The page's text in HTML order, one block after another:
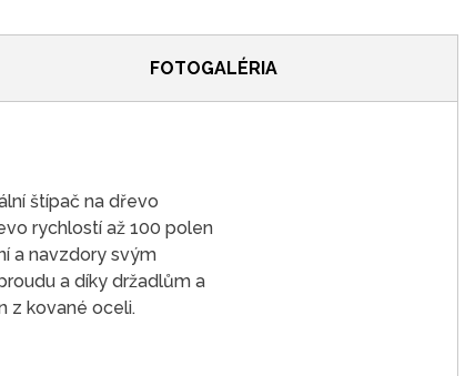
FOTOGALÉRIA
štípač na dřevo
rychlostí až 100 polen
a navzdory svým
a díky držadlům a
z kované oceli.